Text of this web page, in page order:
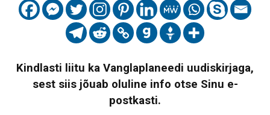
Kindlasti liitu ka Vanglaplaneedi uudiskirjaga,
sest siis jõuab oluline info otse Sinu e-
postkasti.